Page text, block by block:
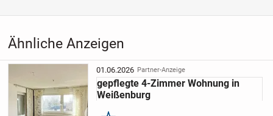
Ähnliche Anzeigen
01.06.2026 Partner-Anzeige
gepflegte 4-Zimmer Wohnung in
Weißenburg